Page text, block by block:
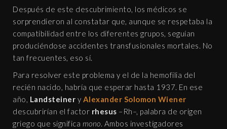
Después de este descubrimiento, los médicos se
sorprendieron al constatar que, aunque se respetaba la
compatibilidad entre los diferentes grupos, seguían
produciéndose accidentes transfusionales mortales. No
tan frecuentes, eso sí.
Para resolver este problema y el de la hemofilia del
recién nacido, habría que esperar hasta 1937. En ese
año, Landsteiner y Alexander Solomon Wiener
descubrirían el factor rhesus –Rh–, palabra de origen
griego que significa mono. Ambos investigadores